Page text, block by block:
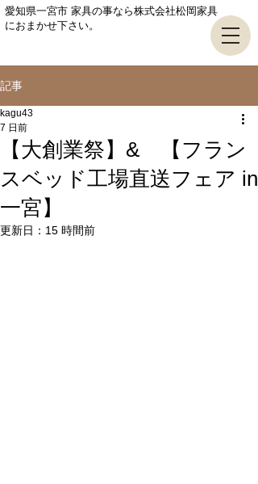
愛知県一宮市 家具の事なら株式会社松岡家具
​におまかせ下さい。
記事
【大創業祭】& 【フラン
スベッド工場直送フェア in
一宮】
kagu43
7 日前
更新日： 15 時間前